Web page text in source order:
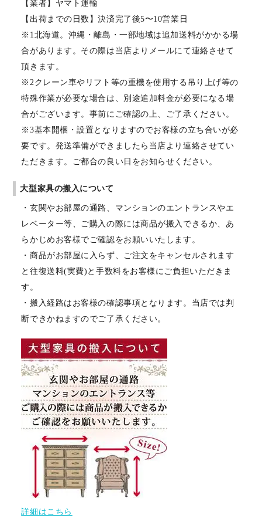
【業者】ヤマト運輸
【出荷までの日数】決済完了後5〜10営業日
※1北海道。沖縄・離島・一部地域は追加送料がかかる場
合があります。その際は当店よりメールにて連絡させて
頂きます。
※2クレーン車やリフト等の重機を使用する吊り上げ等の
特殊作業が必要な場合は、別途追加料金が必要になる場
合がございます。事前にご確認の上、ご了承ください。
※3基本開梱・設置となりますのでお客様の立ち合いが必
要です。発送準備ができましたら当店より連絡させてい
ただきます。ご都合の良い日をお知らせください。
大型家具の搬入について
・玄関やお部屋の通路、マンションのエントランスやエ
レベーター等、ご購入の際には商品が搬入できるか、あ
らかじめお客様でご確認をお願いいたします。
・商品がお部屋に入らず、ご注文をキャンセルされます
と往復送料(実費)と手数料をお客様にご負担いただきま
す。
・搬入経路はお客様の確認事項となります。当店では判
断できかねますのでご了承ください。
詳細はこちら